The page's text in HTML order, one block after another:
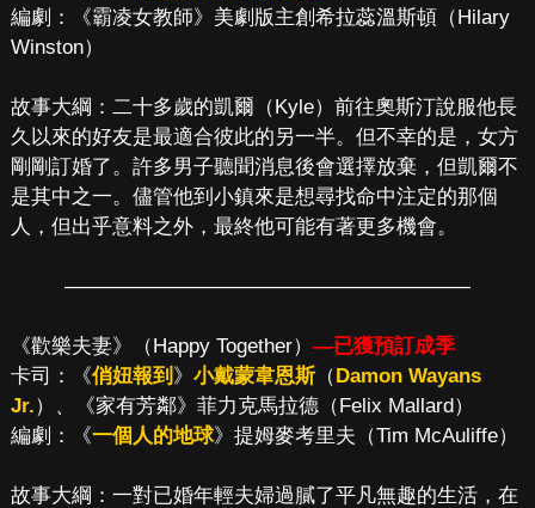
編劇：《霸凌女教師》美劇版主創希拉蕊溫斯頓（Hilary
Winston）
故事大綱：二十多歲的凱爾（Kyle）前往奧斯汀說服他長
久以來的好友是最適合彼此的另一半。但不幸的是，女方
剛剛訂婚了。許多男子聽聞消息後會選擇放棄，但凱爾不
是其中之一。儘管他到小鎮來是想尋找命中注定的那個
人，但出乎意料之外，最終他可能有著更多機會。
————————————————————
《歡樂夫妻》（Happy Together） —已獲預訂成季
卡司：《俏妞報到 》 小戴蒙韋恩斯（Damon Wayans
Jr.）、《家有芳鄰》菲力克馬拉德（Felix Mallard）
編劇：《一個人的地球》提姆麥考里夫（Tim McAuliffe）
故事大綱：一對已婚年輕夫婦過膩了平凡無趣的生活，在